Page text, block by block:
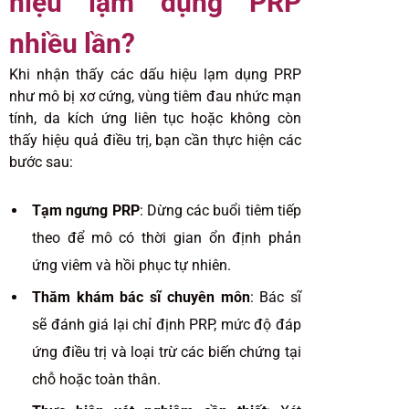
nhiều lần?
Khi nhận thấy các dấu hiệu lạm dụng PRP
như mô bị xơ cứng, vùng tiêm đau nhức mạn
tính, da kích ứng liên tục hoặc không còn
thấy hiệu quả điều trị, bạn cần thực hiện các
bước sau:
Tạm ngưng PRP: Dừng các buổi tiêm tiếp
theo để mô có thời gian ổn định phản
ứng viêm và hồi phục tự nhiên.
Thăm khám bác sĩ chuyên môn: Bác sĩ
sẽ đánh giá lại chỉ định PRP, mức độ đáp
ứng điều trị và loại trừ các biến chứng tại
chỗ hoặc toàn thân.